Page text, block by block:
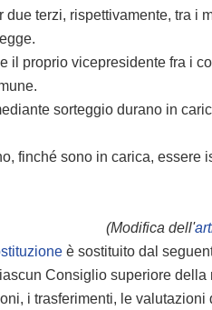
due terzi, rispettivamente, tra i
il proprio vicepresidente fra i
sorteggio durano in
finché sono in carica,
(Modifica dell'
è sostituito dal
Consiglio superiore
i trasferimenti, le